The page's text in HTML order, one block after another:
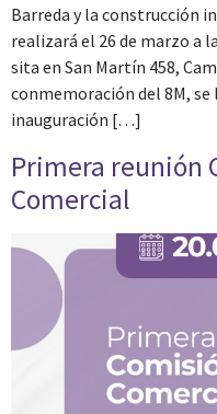
Barreda y la construcción
realizará el 26 de marzo a
sita en San Martín 458,
conmemoración del 8M, se
inauguración […]
Primera reunión
Comercial